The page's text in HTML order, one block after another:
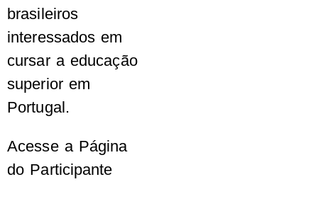
brasileiros
interessados em
cursar a educação
superior em
Portugal.
Acesse a Página
do Participante